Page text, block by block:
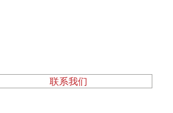
联系我们